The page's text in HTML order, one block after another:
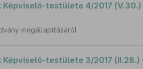
testülete 4/2017
megállapításáról
testülete 3/2017